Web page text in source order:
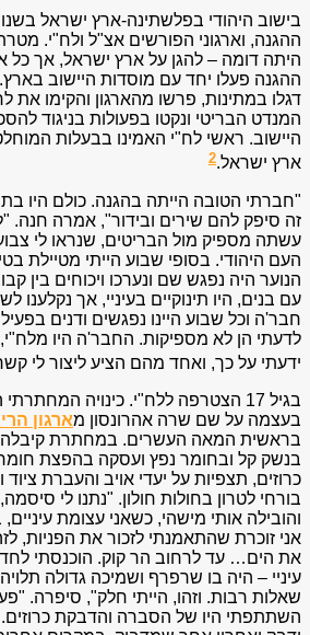
ההגנה, וארגוני הפורשים אצ"ל ולח"י.
היתה דומה – להגן על ארץ ישראל, אך כל
ההגנה פעלו יחד עם מוסדות היישוב
דגלו במתינות, פרשו מהארגון והקימו את
המנדט הבריטי ונקטו בפעולות בניגוד
היישוב. ראשי לח"י האמינו בבעלות
ארץ ישראל.2
"חברתי הטובה הייתה בהגנה. כולם היו
זה סיפק להם שירים ובידור", אמרה חנה.
עשתה מספיק מול הבריטים, שנראו לי
העם היהודי. בסופי שבוע הייתי מטיילת
הנוער היה נפגש שם ונערכו ויכוחים בין
עם בנים, היו תינוקיים בעיניי, אך
חבר'ה וכל שבוע היינו נפגשים ודנים
לדעתי הן לא מספיקות. החבר'ה היו
ידעתי על כך, ואחד מהם הציע ליצור לי
בגיל 17 הצטרפה ללח"י. כינויה
בעצמה על שם שרה אהרונסון מארגון
בראשית המאה העשרים. במחתרת
בנשק קל ובחומר נפץ ועסקה בהפצת
כרוזים, תצפיות על יעדי אויב והעברת
בורחי לטרון בחולות חולון. "נתנו לי סיסמה,
והובילה אותי מישהי, כשאני עצומת
אני זוכרת שהתאמנתי לזכור את הפניות,
את הים… עד לרחוב הר קוק. הוכנסתי
עיניי – היה בו שרפרף ושמיכה גדולה
שאלות רבות. וזהו, הייתי חלק", סיפרה.
השתתפתי היו של הסברה והדבקת